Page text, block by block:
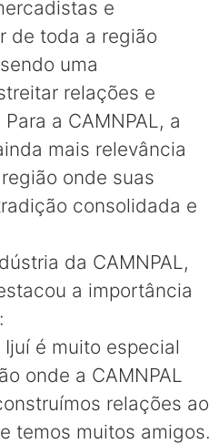
e
de toda a região
uma
relações e
a CAMNPAL, a
mais relevância
onde suas
consolidada e
da CAMNPAL,
a importância
é muito especial
onde a CAMNPAL
relações ao
temos muitos amigos.